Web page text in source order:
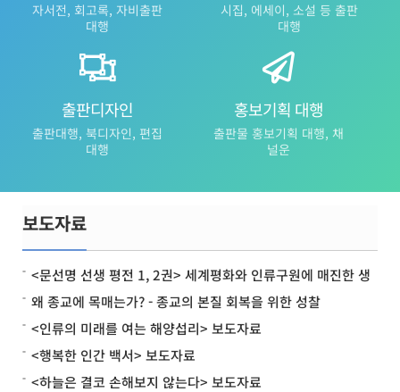
자서전, 회고록, 자비출판
대행
시집, 에세이, 소설 등 출판
대행
출판디자인
출판대행, 북디자인, 편집
대행
홍보기획 대행
출판물 홍보기획 대행, 채
널운
보도자료
<문선명 선생 평전 1, 2권> 세계평화와 인류구원에 매진한 생
애…
왜 종교에 목매는가? - 종교의 본질 회복을 위한 성찰
<인류의 미래를 여는 해양섭리> 보도자료
<행복한 인간 백서> 보도자료
<하늘은 결코 손해보지 않는다> 보도자료